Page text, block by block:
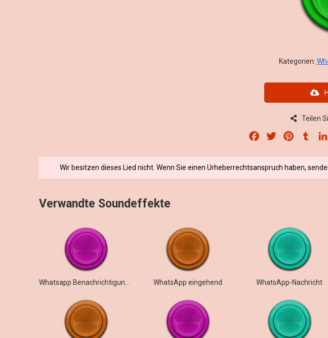
Kategorien:
Teilen
Facebook
Twitter Pinterest
Wir besitzen dieses Lied nicht. Wenn Sie einen Urheberrechtsanspruch haben,
Verwandte Soundeffekte
WhatsApp eingehend WhatsApp-Nachricht